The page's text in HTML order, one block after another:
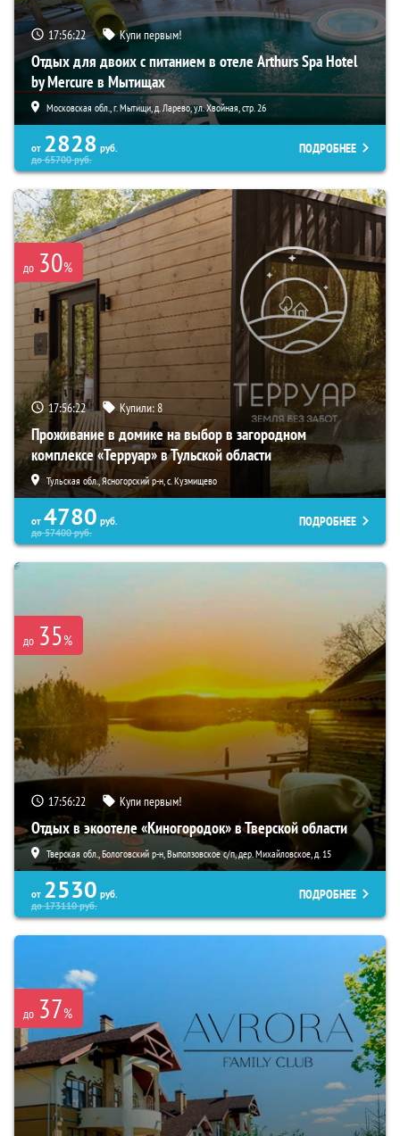
17:56:21 Купи первым!
Отдых для двоих с питанием в отеле Arthurs Spa Hotel
by Mercure в Мытищах
Московская обл., г. Мытищи, д. Ларево, ул. Хвойная, стр. 26
от 2828 руб.
до65700руб.
ПОДРОБНЕЕ
до 30%
17:56:21 Купили:8
Проживание в домике на выбор в загородном
комплексе «Терруар» в Тульской области
Тульская обл., Ясногорский р-н, с. Кузмищево
от 4780 руб.
до57400руб.
ПОДРОБНЕЕ
до 35%
17:56:21 Купи первым!
Отдых в экоотеле «Киногородок» в Тверской области
Тверская обл., Бологовский р-н, Выползовское с/п, дер. Михайловское, д. 15
от 2530 руб.
до173110руб.
ПОДРОБНЕЕ
до 37%